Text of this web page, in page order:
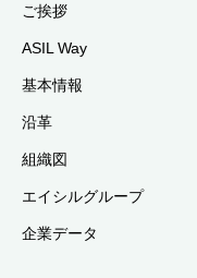
ご挨拶
ASIL Way
基本情報
沿革
組織図
エイシルグループ
企業データ